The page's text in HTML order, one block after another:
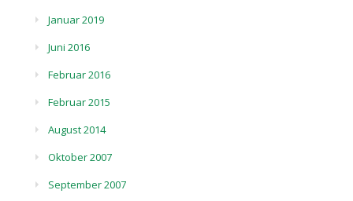
Januar 2019
Juni 2016
Februar 2016
Februar 2015
August 2014
Oktober 2007
September 2007